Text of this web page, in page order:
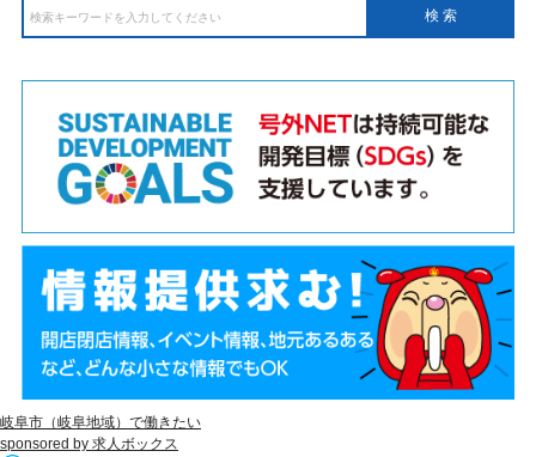
岐阜市（岐阜地域）で働きたい
sponsored by 求人ボックス